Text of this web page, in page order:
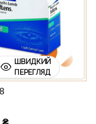
ШВИДКИЙ
ПЕРЕГЛЯД